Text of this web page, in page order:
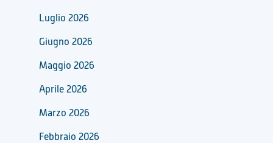
Luglio 2026
Giugno 2026
Maggio 2026
Aprile 2026
Marzo 2026
Febbraio 2026